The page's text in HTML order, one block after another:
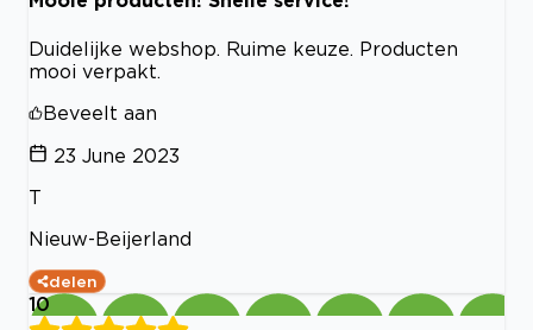
Duidelijke webshop. Ruime keuze. Producten
mooi verpakt.
Beveelt aan
23 June 2023
T
Nieuw-Beijerland
delen
10